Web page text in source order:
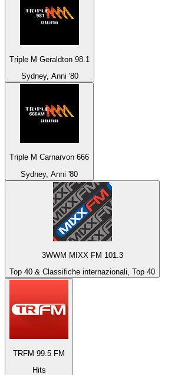
Triple M Geraldton 98.1
Sydney, Anni '80
Triple M Carnarvon 666
Sydney, Anni '80
3WWM MIXX FM 101.3
Top 40 & Classifiche internazionali, Top 40
TRFM 99.5 FM
Hits